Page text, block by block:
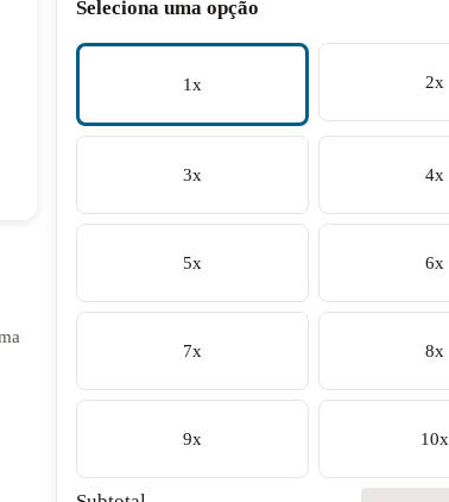
Seleciona uma opção
1x 2x
3x 4x
5x 6x
7x 8x
9x 10x